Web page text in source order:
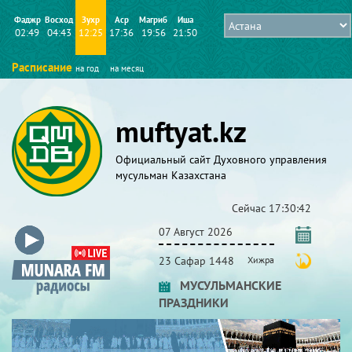
Фаджр
02:49
Восход
04:43
Зухр
12:25
Аср
17:36
Магриб
19:56
Иша
21:50
Расписание на год на месяц
muftyat.kz
Официальный сайт Духовного управления
мусульман Казахстана
Сейчас 17:30:43
07 Август 2026
23 Сафар 1448 Хижра
МУСУЛЬМАНСКИЕ
ПРАЗДНИКИ